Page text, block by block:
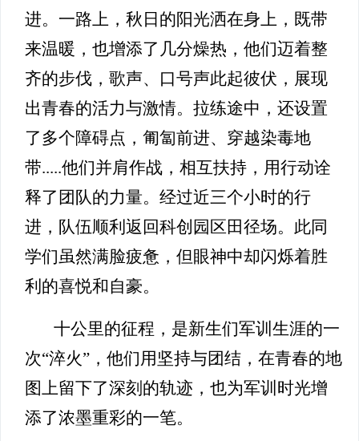
进。一路上，秋日的阳光洒在身上，既带
来温暖，也增添了几分燥热，他们迈着整
齐的步伐，歌声、口号声此起彼伏，展现
出青春的活力与激情。拉练途中，还设置
了多个障碍点，匍匐前进、穿越染毒地
带.....他们并肩作战，相互扶持，用行动诠
释了团队的力量。经过近三个小时的行
进，队伍顺利返回科创园区田径场。此同
学们虽然满脸疲惫，但眼神中却闪烁着胜
利的喜悦和自豪。
十公里的征程，是新生们军训生涯的一
次“淬火”，他们用坚持与团结，在青春的地
图上留下了深刻的轨迹，也为军训时光增
添了浓墨重彩的一笔。